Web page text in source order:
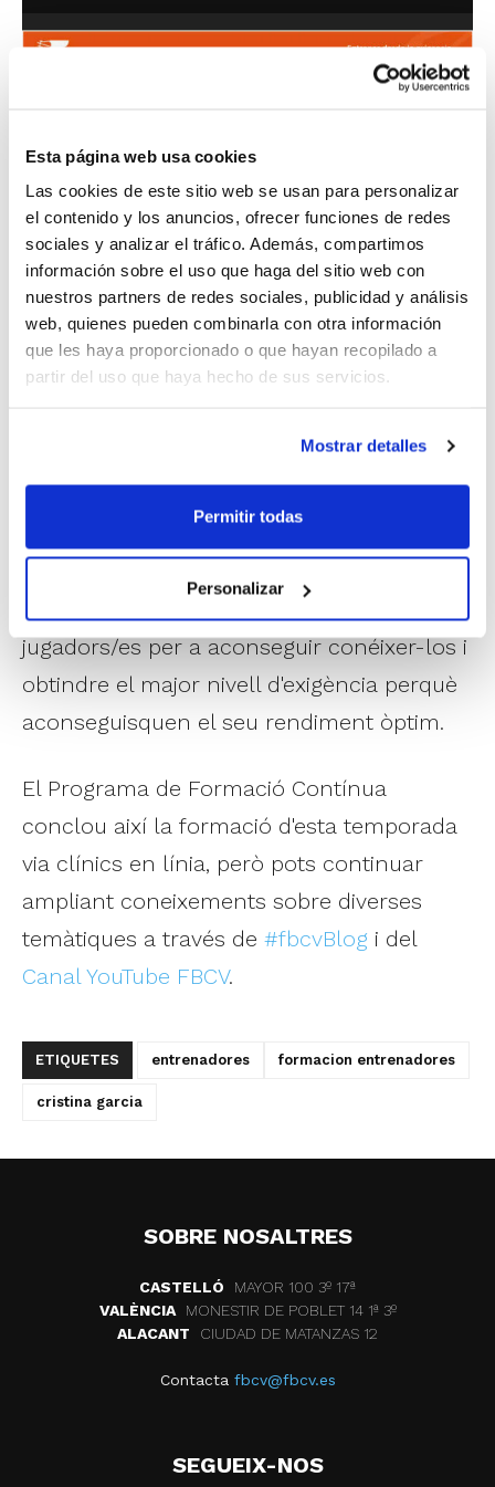
Esta página web usa cookies
Las cookies de este sitio web se usan para personalizar
el contenido y los anuncios, ofrecer funciones de redes
sociales y analizar el tráfico. Además, compartimos
información sobre el uso que haga del sitio web con
nuestros partners de redes sociales, publicidad y análisis
web, quienes pueden combinarla con otra información
que les haya proporcionado o que hayan recopilado a
partir del uso que haya hecho de sus servicios.
Mostrar detalles
Permitir todas
Personalizar
Al llarg de l'activitat, Cristina va abordar
una sèrie d'aspectes clau a l'hora de
jugadors/es, donant valor al com ho fem i
quan, i incidint en la importància de saber
jugadors/es per a aconseguir conéixer-los i
obtindre el major nivell d'exigència perquè
aconseguisquen el seu rendiment òptim.
El Programa de Formació Contínua
conclou així la formació d'esta temporada
via clínics en línia, però pots continuar
ampliant coneixements sobre diverses
temàtiques a través de #fbcvBlog i del
Canal YouTube FBCV.
ETIQUETES entrenadores formacion entrenadores
cristina garcia
SOBRE NOSALTRES
CASTELLÓ
MAYOR 100 3º 17ª
VALÈNCIA
MONESTIR DE POBLET 14 1ª 3º
ALACANT
CIUDAD DE MATANZAS 12
Contacta fbcv@fbcv.es
SEGUEIX-NOS